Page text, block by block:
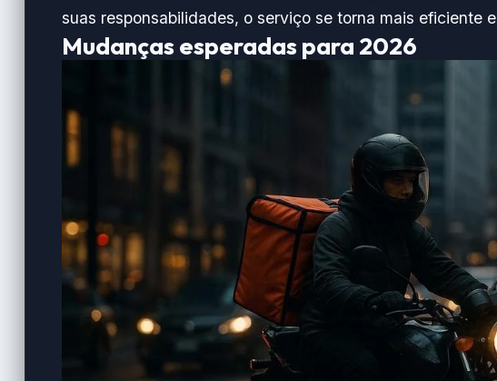
suas responsabilidades, o serviço se torna mais eficiente
Mudanças esperadas para 2026